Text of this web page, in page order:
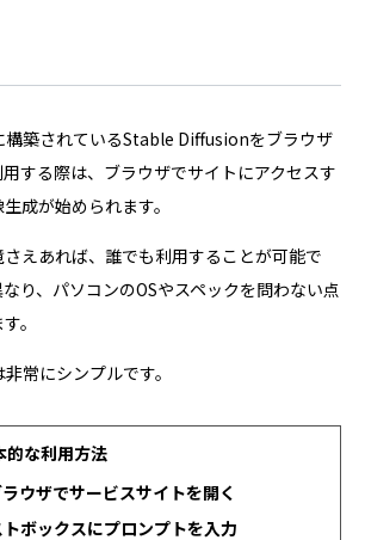
構築されているStable Diffusionをブラウザ
する際は、ブラウザでサイトにアクセスす
成が始められます。
えあれば、誰でも利用することが可能で
り、パソコンのOSやスペックを問わない点
。
常にシンプルです。
な利用方法
ウザでサービスサイトを開く
ボックスにプロンプトを入力